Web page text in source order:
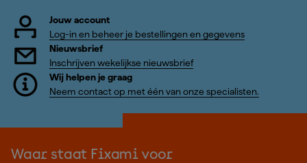
Jouw account
Log-in en beheer je bestellingen en gegevens
Nieuwsbrief
Inschrijven wekelijkse nieuwsbrief
Wij helpen je graag
Neem contact op met één van onze specialisten.
Waar staat Fixami voor